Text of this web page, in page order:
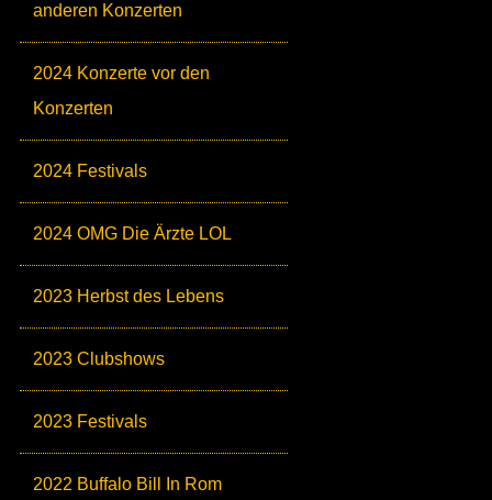
anderen Konzerten
2024 Konzerte vor den
Konzerten
2024 Festivals
2024 OMG Die Ärzte LOL
2023 Herbst des Lebens
2023 Clubshows
2023 Festivals
2022 Buffalo Bill In Rom